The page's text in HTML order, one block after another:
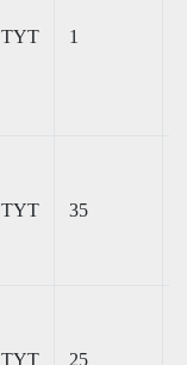
TYT 1
TYT 35
TYT 25